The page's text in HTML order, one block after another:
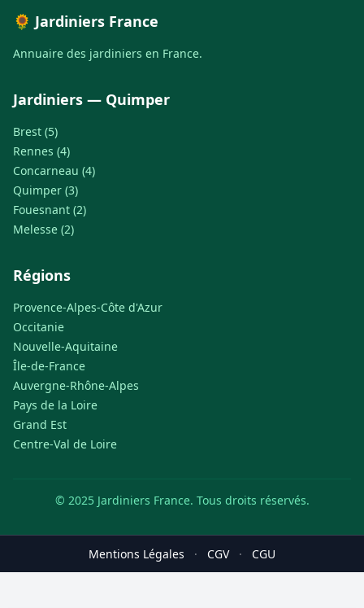
🌻 Jardiniers France
Annuaire des jardiniers en France.
Jardiniers — Quimper
Brest (5)
Rennes (4)
Concarneau (4)
Quimper (3)
Fouesnant (2)
Melesse (2)
Régions
Provence-Alpes-Côte d'Azur
Occitanie
Nouvelle-Aquitaine
Île-de-France
Auvergne-Rhône-Alpes
Pays de la Loire
Grand Est
Centre-Val de Loire
© 2025 Jardiniers France. Tous droits réservés.
Mentions Légales · CGV · CGU